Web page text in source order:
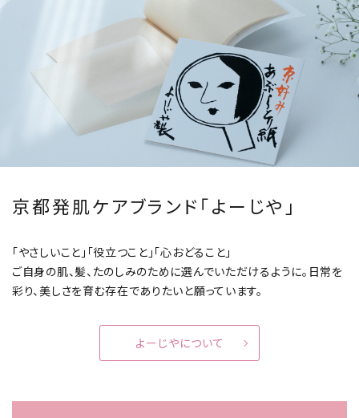
京都発肌ケアブランド「よーじや」
「やさしいこと」「役立つこと」「心おどること」
ご自身の肌、髪、たのしみのために選んでいただけるように。 日常を
彩り、美しさを育む存在でありたいと願っています。
よーじやについて